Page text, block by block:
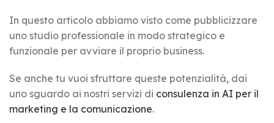
In questo articolo abbiamo visto come pubblicizzare
uno studio professionale in modo strategico e
funzionale per avviare il proprio business.
Se anche tu vuoi sfruttare queste potenzialità, dai
uno sguardo ai nostri servizi di consulenza in AI per il
marketing e la comunicazione.